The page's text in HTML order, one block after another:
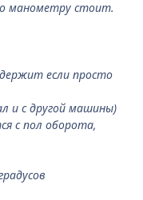
манометру стоит.
если просто
и с другой машины)
с пол оборота,